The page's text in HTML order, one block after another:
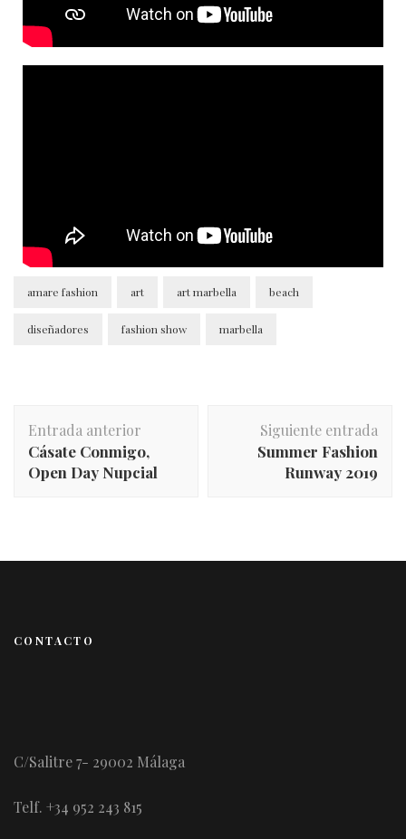
amare fashion art art marbella beach
diseñadores fashion show marbella
Entrada anterior
Cásate Conmigo,
Open Day Nupcial
Siguiente entrada
Summer Fashion
Runway 2019
CONTACTO
C/Salitre 7- 29002 Málaga
Telf. +34 952 243 815